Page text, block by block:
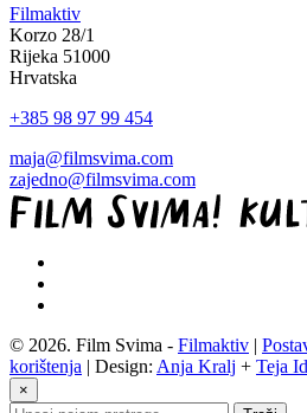
“Koke
svima
—
inkluzivna
svima
Kino
Mediteran
projekcija
u
kinu
Bačvice”
Filmaktiv
Korzo 28/1
Rijeka 51000
Hrvatska
+385 98 97 99 454
maja@filmsvima.com
zajedno@filmsvima.com
© 2026. Film Svima - Filmaktiv |
korištenja | Design: Anja Kralj + Teja
×